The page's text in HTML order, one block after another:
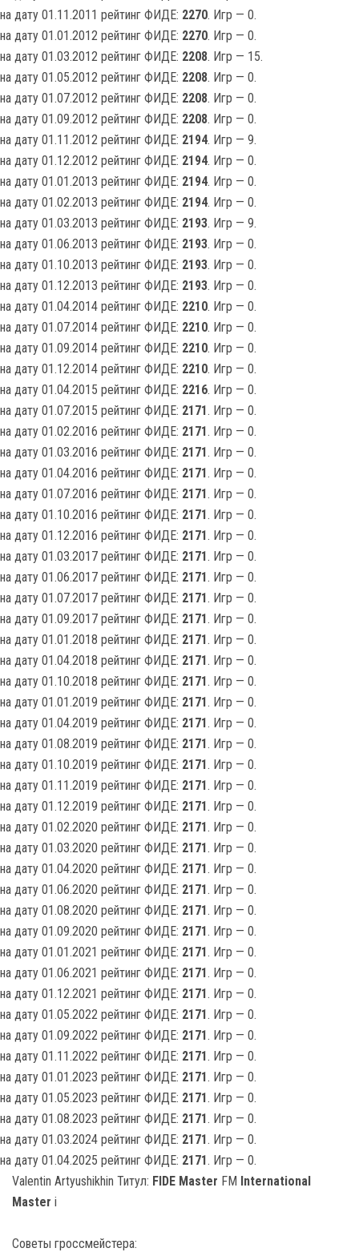
на дату 01.11.2011 рейтинг ФИДЕ: 2270. Игр — 0.
на дату 01.01.2012 рейтинг ФИДЕ: 2270. Игр — 0.
на дату 01.03.2012 рейтинг ФИДЕ: 2208. Игр — 15.
на дату 01.05.2012 рейтинг ФИДЕ: 2208. Игр — 0.
на дату 01.07.2012 рейтинг ФИДЕ: 2208. Игр — 0.
на дату 01.09.2012 рейтинг ФИДЕ: 2208. Игр — 0.
на дату 01.11.2012 рейтинг ФИДЕ: 2194. Игр — 9.
на дату 01.12.2012 рейтинг ФИДЕ: 2194. Игр — 0.
на дату 01.01.2013 рейтинг ФИДЕ: 2194. Игр — 0.
на дату 01.02.2013 рейтинг ФИДЕ: 2194. Игр — 0.
на дату 01.03.2013 рейтинг ФИДЕ: 2193. Игр — 9.
на дату 01.06.2013 рейтинг ФИДЕ: 2193. Игр — 0.
на дату 01.10.2013 рейтинг ФИДЕ: 2193. Игр — 0.
на дату 01.12.2013 рейтинг ФИДЕ: 2193. Игр — 0.
на дату 01.04.2014 рейтинг ФИДЕ: 2210. Игр — 0.
на дату 01.07.2014 рейтинг ФИДЕ: 2210. Игр — 0.
на дату 01.09.2014 рейтинг ФИДЕ: 2210. Игр — 0.
на дату 01.12.2014 рейтинг ФИДЕ: 2210. Игр — 0.
на дату 01.04.2015 рейтинг ФИДЕ: 2216. Игр — 0.
на дату 01.07.2015 рейтинг ФИДЕ: 2171. Игр — 0.
на дату 01.02.2016 рейтинг ФИДЕ: 2171. Игр — 0.
на дату 01.03.2016 рейтинг ФИДЕ: 2171. Игр — 0.
на дату 01.04.2016 рейтинг ФИДЕ: 2171. Игр — 0.
на дату 01.07.2016 рейтинг ФИДЕ: 2171. Игр — 0.
на дату 01.10.2016 рейтинг ФИДЕ: 2171. Игр — 0.
на дату 01.12.2016 рейтинг ФИДЕ: 2171. Игр — 0.
на дату 01.03.2017 рейтинг ФИДЕ: 2171. Игр — 0.
на дату 01.06.2017 рейтинг ФИДЕ: 2171. Игр — 0.
на дату 01.07.2017 рейтинг ФИДЕ: 2171. Игр — 0.
на дату 01.09.2017 рейтинг ФИДЕ: 2171. Игр — 0.
на дату 01.01.2018 рейтинг ФИДЕ: 2171. Игр — 0.
на дату 01.04.2018 рейтинг ФИДЕ: 2171. Игр — 0.
на дату 01.10.2018 рейтинг ФИДЕ: 2171. Игр — 0.
на дату 01.01.2019 рейтинг ФИДЕ: 2171. Игр — 0.
на дату 01.04.2019 рейтинг ФИДЕ: 2171. Игр — 0.
на дату 01.08.2019 рейтинг ФИДЕ: 2171. Игр — 0.
на дату 01.10.2019 рейтинг ФИДЕ: 2171. Игр — 0.
на дату 01.11.2019 рейтинг ФИДЕ: 2171. Игр — 0.
на дату 01.12.2019 рейтинг ФИДЕ: 2171. Игр — 0.
на дату 01.02.2020 рейтинг ФИДЕ: 2171. Игр — 0.
на дату 01.03.2020 рейтинг ФИДЕ: 2171. Игр — 0.
на дату 01.04.2020 рейтинг ФИДЕ: 2171. Игр — 0.
на дату 01.06.2020 рейтинг ФИДЕ: 2171. Игр — 0.
на дату 01.08.2020 рейтинг ФИДЕ: 2171. Игр — 0.
на дату 01.09.2020 рейтинг ФИДЕ: 2171. Игр — 0.
на дату 01.01.2021 рейтинг ФИДЕ: 2171. Игр — 0.
на дату 01.06.2021 рейтинг ФИДЕ: 2171. Игр — 0.
на дату 01.12.2021 рейтинг ФИДЕ: 2171. Игр — 0.
на дату 01.05.2022 рейтинг ФИДЕ: 2171. Игр — 0.
на дату 01.09.2022 рейтинг ФИДЕ: 2171. Игр — 0.
на дату 01.11.2022 рейтинг ФИДЕ: 2171. Игр — 0.
на дату 01.01.2023 рейтинг ФИДЕ: 2171. Игр — 0.
на дату 01.05.2023 рейтинг ФИДЕ: 2171. Игр — 0.
на дату 01.08.2023 рейтинг ФИДЕ: 2171. Игр — 0.
на дату 01.03.2024 рейтинг ФИДЕ: 2171. Игр — 0.
на дату 01.04.2025 рейтинг ФИДЕ: 2171. Игр — 0.
Valentin Artyushikhin Титул: FIDE Master FM International
Master i
Советы гроссмейстера: